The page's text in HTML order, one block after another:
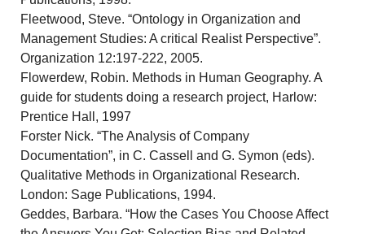
Fleetwood, Steve. “Ontology in Organization and
Management Studies: A critical Realist Perspective”.
Organization 12:197-222, 2005.
Flowerdew, Robin. Methods in Human Geography. A
guide for students doing a research project, Harlow:
Prentice Hall, 1997
Forster Nick. “The Analysis of Company
Documentation”, in C. Cassell and G. Symon (eds).
Qualitative Methods in Organizational Research.
London: Sage Publications, 1994.
Geddes, Barbara. “How the Cases You Choose Affect